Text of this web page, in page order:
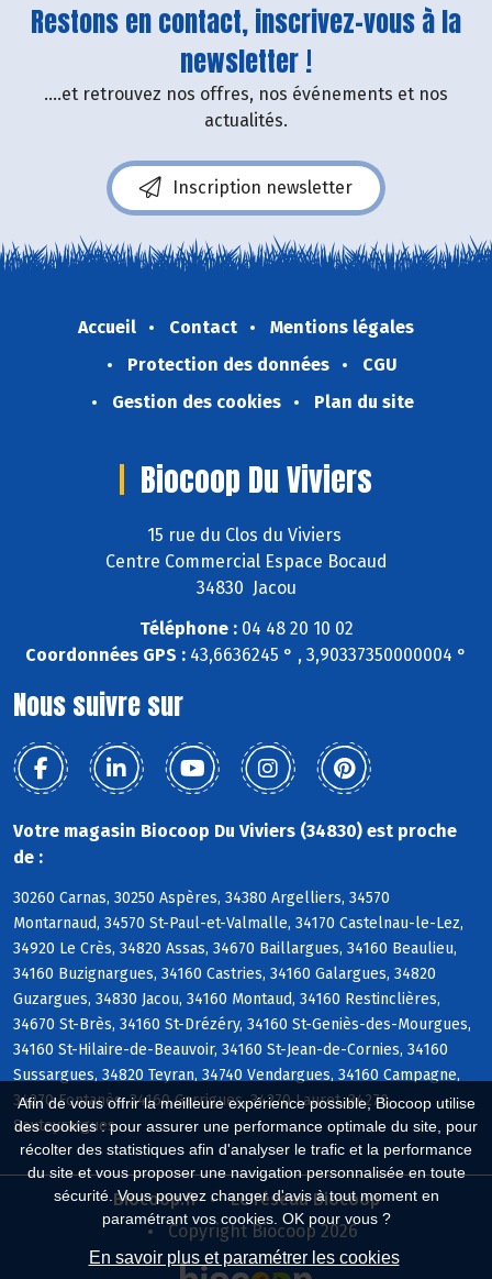
Afin de vous offrir la meilleure expérience possible, Biocoop utilise
des cookies : pour assurer une performance optimale du site, pour
récolter des statistiques afin d'analyser le trafic et la performance
du site et vous proposer une navigation personnalisée en toute
sécurité. Vous pouvez changer d'avis à tout moment en
paramétrant vos cookies. OK pour vous ?
En savoir plus et paramétrer les cookies
Restons en contact, inscrivez-vous à la
newsletter !
....et retrouvez nos offres, nos événements et nos
actualités.
Inscription newsletter
Accueil Contact
Mentions légales
Protection des données
CGU
Gestion des cookies
Plan du site
Biocoop Du Viviers
15 rue du Clos du Viviers
Centre Commercial Espace Bocaud
34830 Jacou
Téléphone :04 48 20 10 02
Coordonnées GPS : 43,6636245 ° , 3,90337350000004 °
Nous suivre sur
Votre magasin Biocoop Du Viviers (34830) est proche
de :
30260 Carnas, 30250 Aspères, 34380 Argelliers, 34570
Montarnaud, 34570 St-Paul-et-Valmalle, 34170 Castelnau-le-Lez,
34920 Le Crès, 34820 Assas, 34670 Baillargues, 34160 Beaulieu,
34160 Buzignargues, 34160 Castries, 34160 Galargues, 34820
Guzargues, 34830 Jacou, 34160 Montaud, 34160 Restinclières,
34670 St-Brès, 34160 St-Drézéry, 34160 St-Geniès-des-Mourgues,
34160 St-Hilaire-de-Beauvoir, 34160 St-Jean-de-Cornies, 34160
Sussargues, 34820 Teyran, 34740 Vendargues, 34160 Campagne,
34270 Fontanès, 34160 Garrigues, 34270 Lauret, 34270
Sauteyrargues
Biocoop.fr
Le réseau Biocoop
Copyright Biocoop 2026